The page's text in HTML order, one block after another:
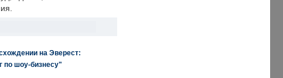
на Эверест:
по шоу-бизнесу"